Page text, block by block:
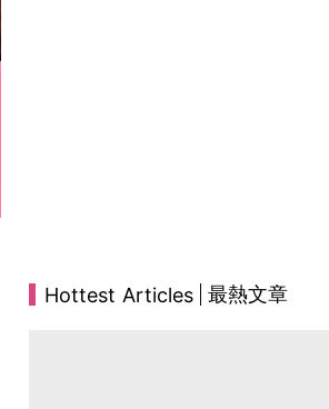
Hottest Articles 最熱文章